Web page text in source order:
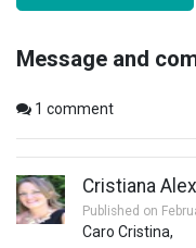
Message and
1 comment
Cristiana
Published on
Caro Cristina,